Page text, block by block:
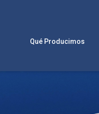
Qué Producimos